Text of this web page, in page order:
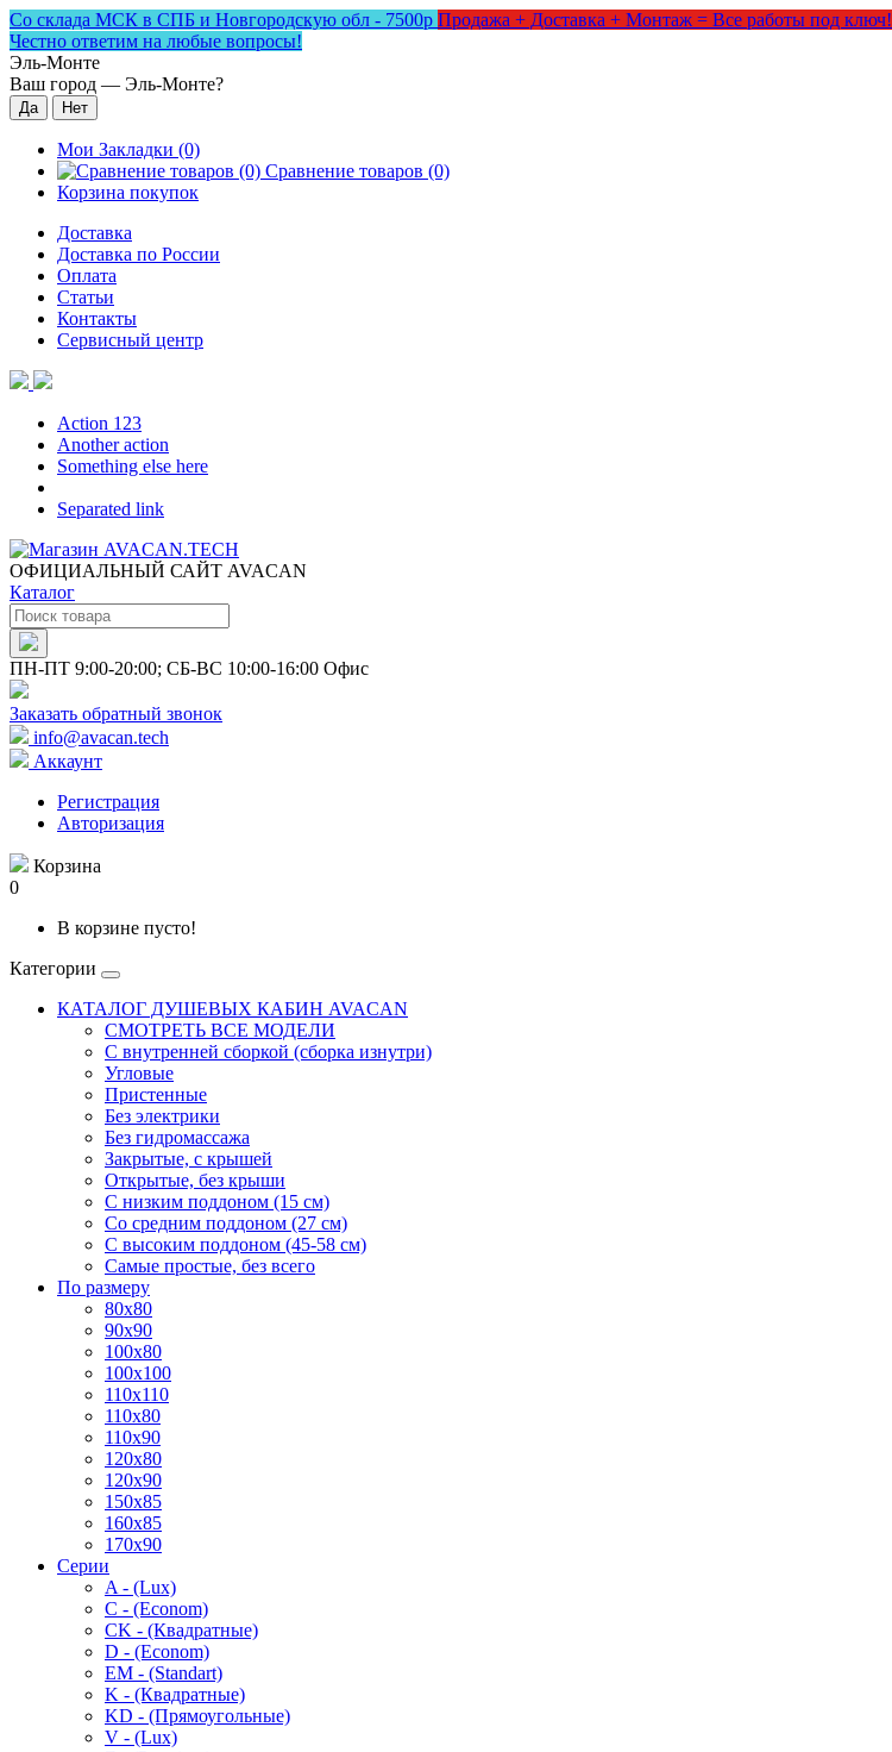
Со склада МСК в СПБ и Новгородскую обл - 7500р Продажа + Доставка + Монтаж = Все работы под ключ!
Честно ответим на любые вопросы!
Эль-Монте
Ваш город — Эль-Монте?
Мои Закладки (0)
Сравнение товаров (0)
Корзина покупок
Доставка
Доставка по России
Оплата
Статьи
Контакты
Сервисный центр
Action 123
Another action
Something else here
Separated link
ОФИЦИАЛЬНЫЙ САЙТ AVACAN
Каталог
ПН-ПТ 9:00-20:00; СБ-ВС 10:00-16:00 Офис
Заказать обратный звонок
info@avacan.tech
Аккаунт
Регистрация
Авторизация
Корзина
0
В корзине пусто!
Категории
КАТАЛОГ ДУШЕВЫХ КАБИН AVACAN
СМОТРЕТЬ ВСЕ МОДЕЛИ
С внутренней сборкой (сборка изнутри)
Угловые
Пристенные
Без электрики
Без гидромассажа
Закрытые, с крышей
Открытые, без крыши
С низким поддоном (15 см)
Со средним поддоном (27 см)
С высоким поддоном (45-58 см)
Самые простые, без всего
По размеру
80x80
90x90
100x80
100x100
110x110
110x80
110x90
120x80
120x90
150x85
160x85
170x90
Серии
A - (Lux)
C - (Econom)
CK - (Квадратные)
D - (Econom)
EM - (Standart)
K - (Квадратные)
KD - (Прямоугольные)
V - (Lux)